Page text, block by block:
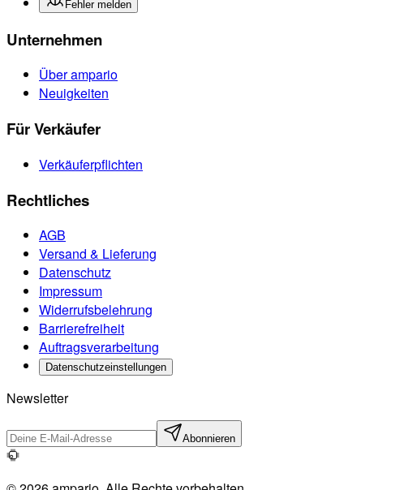
Fehler melden
Unternehmen
Über ampario
Neuigkeiten
Für Verkäufer
Verkäuferpflichten
Rechtliches
AGB
Versand & Lieferung
Datenschutz
Impressum
Widerrufsbelehrung
Barrierefreiheit
Auftragsverarbeitung
Datenschutzeinstellungen
Newsletter
Abonnieren